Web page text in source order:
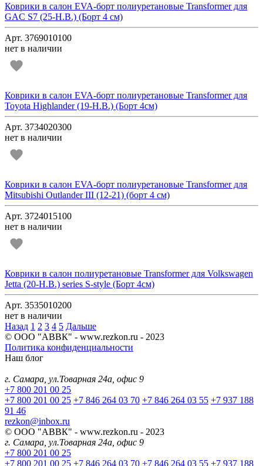
Коврики в салон EVA-борт полиуретановые Transformer для
GAC S7 (25-Н.В.) (Борт 4 см)
Арт. 3769010100
нет в наличии
Коврики в салон EVA-борт полиуретановые Transformer для
Toyota Highlander (19-Н.В.) (Борт 4см)
Арт. 3734020300
нет в наличии
Коврики в салон EVA-борт полиуретановые Transformer для
Mitsubishi Outlander III (12-21) (борт 4 см)
Арт. 3724015100
нет в наличии
Коврики в салон полиуретановые Transformer для Volkswagen
Jetta (20-Н.В.) series S-style (Борт 4см)
Арт. 3535010200
нет в наличии
Назад 1 2 3 4 5 Дальше
© ООО "АВВК" - www.rezkon.ru - 2023
Политика конфиденциальности
Наш блог
г. Самара, ул.Товарная 24а, офис 9
+7 800 201 00 25
+7 800 201 00 25 +7 846 264 03 70 +7 846 264 03 55 +7 937 188
91 46
rezkon@inbox.ru
© ООО "АВВК" - www.rezkon.ru - 2023
г. Самара, ул.Товарная 24а, офис 9
+7 800 201 00 25
+7 800 201 00 25 +7 846 264 03 70 +7 846 264 03 55 +7 937 188